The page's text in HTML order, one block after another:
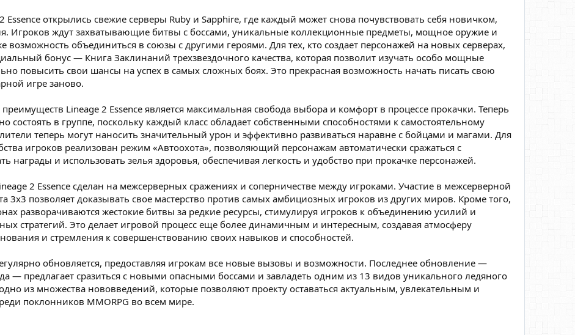
Essence открылись свежие серверы Ruby и Sapphire, где каждый может снова почувствовать себя новичком,
Игроков ждут захватывающие битвы с боссами, уникальные коллекционные предметы, мощное оружие и
возможность объединиться в союзы с другими героями. Для тех, кто создает персонажей на новых серверах,
бонус — Книга Заклинаний трехзвездочного качества, которая позволит изучать особо мощные
повысить свои шансы на успех в самых сложных боях. Это прекрасная возможность начать писать свою
игре заново.
Lineage 2 Essence является максимальная свобода выбора и комфорт в процессе прокачки. Теперь
состоять в группе, поскольку каждый класс обладает собственными способностями к самостоятельному
теперь могут наносить значительный урон и эффективно развиваться наравне с бойцами и магами. Для
игроков реализован режим «Автоохота», позволяющий персонажам автоматически сражаться с
награды и использовать зелья здоровья, обеспечивая легкость и удобство при прокачке персонажей.
2 Essence сделан на межсерверных сражениях и соперничестве между игроками. Участие в межсерверной
3x3 позволяет доказывать свое мастерство против самых амбициозных игроков из других миров. Кроме того,
разворачиваются жестокие битвы за редкие ресурсы, стимулируя игроков к объединению усилий и
стратегий. Это делает игровой процесс еще более динамичным и интересным, создавая атмосферу
и стремления к совершенствованию своих навыков и способностей.
обновляется, предоставляя игрокам все новые вызовы и возможности. Последнее обновление —
— предлагает сразиться с новыми опасными боссами и завладеть одним из 13 видов уникального ледяного
из множества нововведений, которые позволяют проекту оставаться актуальным, увлекательным и
поклонников MMORPG во всем мире.